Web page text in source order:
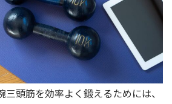
頭筋を効率よく鍛えるためには、